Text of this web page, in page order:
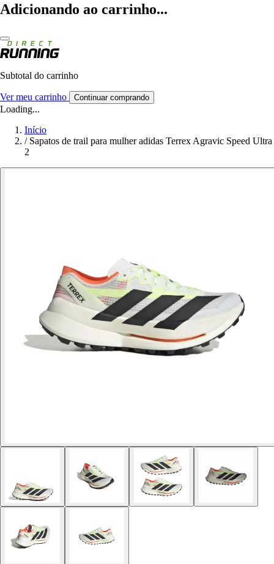
Adicionando ao carrinho...
Subtotal do carrinho
Ver meu carrinho Continuar comprando
Loading...
Início
/ Sapatos de trail para mulher adidas Terrex Agravic Speed Ultra
2